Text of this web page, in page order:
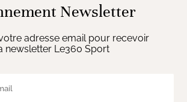
Newsletter
adresse email pour recevoir
newsletter Le360 Sport